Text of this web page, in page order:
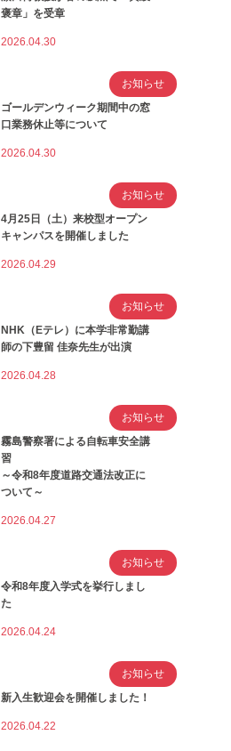
褒章」を受章
2026.04.30
ゴールデンウィーク期間中の窓
口業務休止等について
2026.04.30
お知らせ
4月25日（土）来校型オープン
キャンパスを開催しました
2026.04.29
お知らせ
NHK（Eテレ）に本学非常勤講
師の下豊留 佳奈先生が出演
2026.04.28
お知らせ
霧島警察署による自転車安全講
習
～令和8年度道路交通法改正に
ついて～
2026.04.27
お知らせ
令和8年度入学式を挙行しまし
た
2026.04.24
お知らせ
新入生歓迎会を開催しました！
2026.04.22
お知らせ